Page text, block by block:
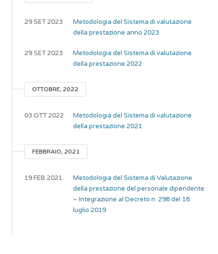
29 SET 2023
Metodologia del Sistema di valutazione
della prestazione anno 2023
29 SET 2023
Metodologia del Sistema di valutazione
della prestazione 2022
OTTOBRE, 2022
03 OTT 2022
Metodologia del Sistema di valutazione
della prestazione 2021
FEBBRAIO, 2021
19 FEB 2021
Metodologia del Sistema di Valutazione
della prestazione del personale dipendente
– Integrazione al Decreto n. 298 del 18
luglio 2019